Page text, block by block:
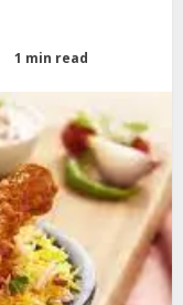
1 min read